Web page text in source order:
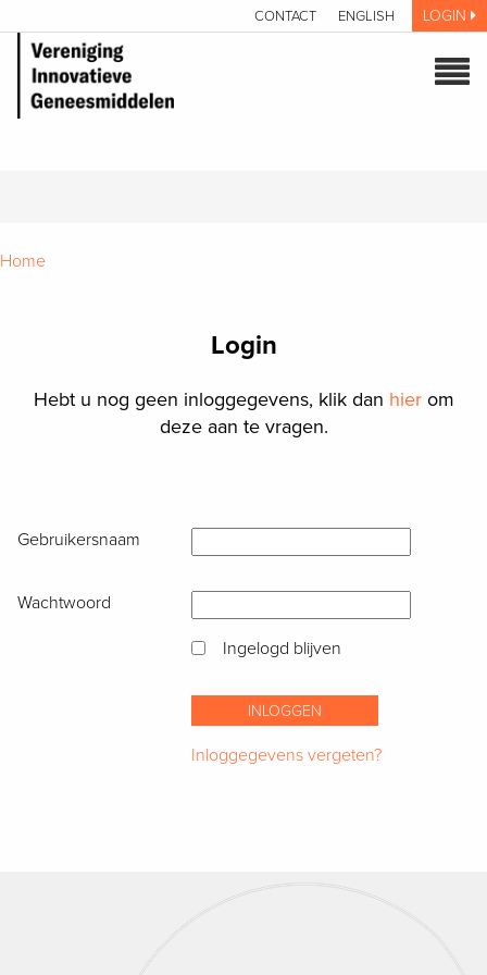
LOGIN
CONTACT ENGLISH
Home
Login
Hebt u nog geen inloggegevens, klik dan hier om
deze aan te vragen.
Gebruikersnaam
Wachtwoord
Ingelogd blijven
Inloggegevens vergeten?